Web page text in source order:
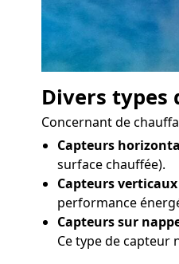
Divers types
Concernant de
Capteurs
surface chauffée).
Capteurs verticaux
performance
Capteurs sur
Ce type de capteur